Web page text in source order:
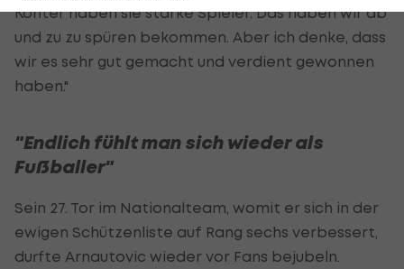
Konter haben sie starke Spieler. Das haben wir ab
und zu zu spüren bekommen. Aber ich denke, dass
wir es sehr gut gemacht und verdient gewonnen
haben."
"Endlich fühlt man sich wieder als
Fußballer"
Sein 27. Tor im Nationalteam, womit er sich in der
ewigen Schützenliste auf Rang sechs verbessert,
durfte Arnautovic wieder vor Fans bejubeln.